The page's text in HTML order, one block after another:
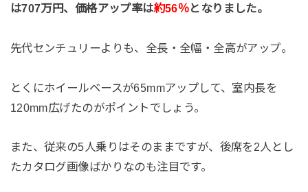
は707万円、価格アップ率は約56％となりました。
先代センチュリーよりも、全長・全幅・全高がアップ。
とくにホイールベースが65mmアップして、室内長を
120mm広げたのがポイントでしょう。
また、従来の5人乗りはそのままですが、後席を2人とし
たカタログ画像ばかりなのも注目です。